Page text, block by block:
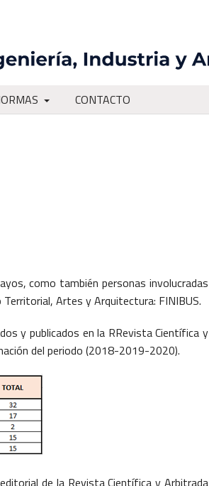
CONTACTO
como también personas involucradas
Artes y Arquitectura: FINIBUS.
y publicados en la RRevista Científica y
del periodo (2018-2019-2020).
de la Revista Científica y Arbitrada